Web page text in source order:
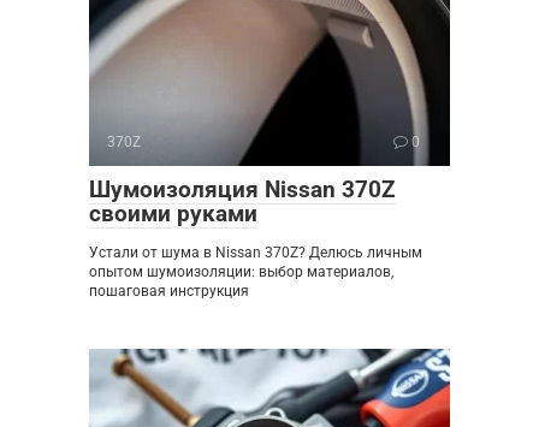
370Z 0
Шумоизоляция Nissan 370Z
своими руками
Устали от шума в Nissan 370Z? Делюсь личным
опытом шумоизоляции: выбор материалов,
пошаговая инструкция